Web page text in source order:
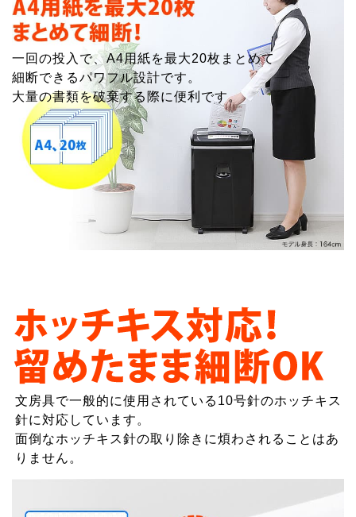
一回の投入で、A4用紙を最大20枚まとめて
細断できるパワフル設計です。
大量の書類を破棄する際に便利です。
文房具で一般的に使用されている10号針のホッチキス
針に対応しています。
面倒なホッチキス針の取り除きに煩わされることはあ
りません。